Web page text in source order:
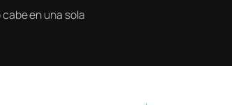
en una sola